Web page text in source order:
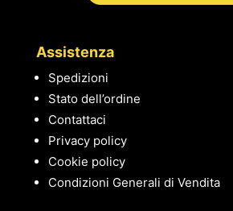
Assistenza
Spedizioni
Stato dell’ordine
Contattaci
Privacy policy
Cookie policy
Condizioni Generali di Vendita